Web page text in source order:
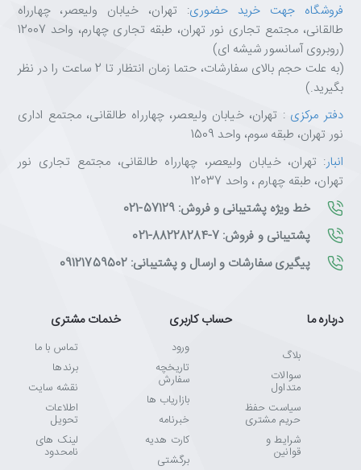
فروشگاه جهت خرید حضوری: تهران، خیابان ولیعصر، چهارراه
طالقانی، مجتمع تجاری نور تهران، طبقه تجاری چهارم، واحد 12007
(روبروی آسانسور شیشه ای)
(به علت حجم بالای سفارشات، حتما زمان انتظار تا 2 ساعت را در نظر
بگیرید.)
دفتر مرکزی : تهران، خیابان ولیعصر، چهارراه طالقانی، مجتمع اداری
نور تهران، طبقه سوم، واحد 1509
انبار: تهران، خیابان ولیعصر، چهارراه طالقانی، مجتمع تجاری نور
تهران، طبقه چهارم ، واحد 12037
خط ویژه پشتیبانی و فروش: 57129-021
پشتیبانی و فروش: 7-88228284-021
پیگیری سفارشات و ارسال و پشتیبانی: 09121759502
درباره ما
بلاگ
سوالات
متداول
سیاست حفظ
حریم مشتری
شرایط و
قوانین
حساب کاربری
ورود
تاریخچه
سفارش
بازاریاب ها
خبرنامه
کارت هدیه
برگشتی
خدمات مشتری
تماس با ما
برندها
نقشه سایت
اطلاعات
تحویل
لینک های
نامحدود